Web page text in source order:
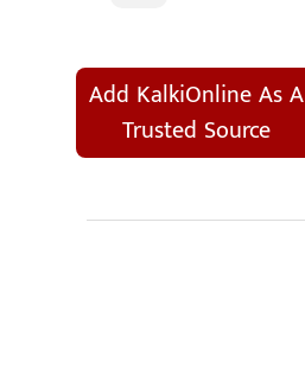
Add KalkiOnline As A
Trusted Source